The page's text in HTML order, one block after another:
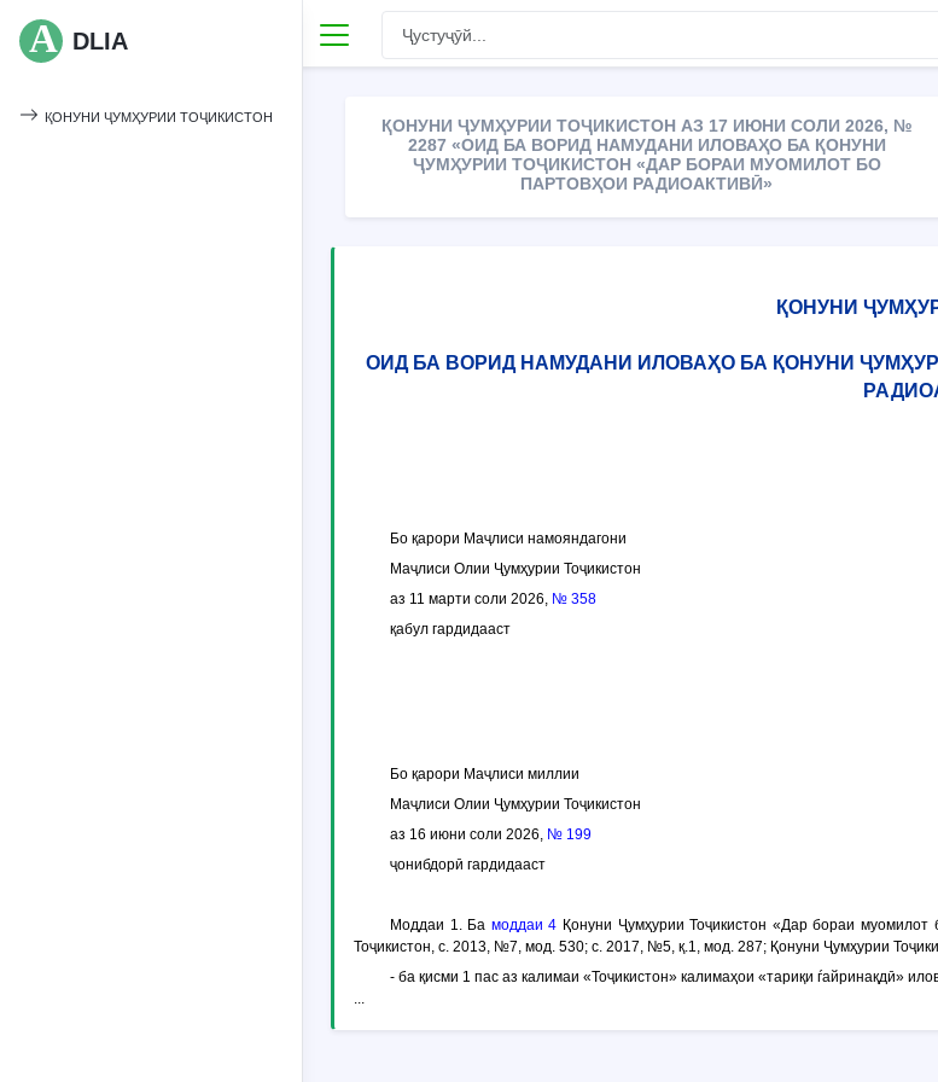
DLIA
ҚОНУНИ ҶУМҲУРИИ ТОҶИКИСТОН
ҚОНУНИ ҶУМҲУРИИ ТОҶИКИСТОН АЗ 17 ИЮНИ СОЛИ 2026, №
2287 «ОИД БА ВОРИД НАМУДАНИ ИЛОВАҲО БА ҚОНУНИ
ҶУМҲУРИИ ТОҶИКИСТОН «ДАР БОРАИ МУОМИЛОТ БО
ПАРТОВҲОИ РАДИОАКТИВӢ»
ҚОНУНИ
ОИД БА ВОРИД НАМУДАНИ ИЛОВАҲО БА ҚОНУНИ
Бо қарори Маҷлиси намояндагони
Маҷлиси Олии Ҷумҳурии Тоҷикистон
аз 11 марти соли 2026, № 358
қабул гардидааст
Бо қарори Маҷлиси миллии
Маҷлиси Олии Ҷумҳурии Тоҷикистон
аз 16 июни соли 2026, № 199
ҷонибдорӣ гардидааст
Моддаи 1.Ба моддаи 4 Қонуни Ҷумҳурии Тоҷикистон «Дар бораи
Тоҷикистон, с. 2013, №7, мод. 530; с. 2017, №5, қ.1, мод. 287; Қонуни Ҷумҳурии
- ба қисми 1 пас аз калимаи «Тоҷикистон» калимаҳои «тариқи ѓайринақдӣ»
...